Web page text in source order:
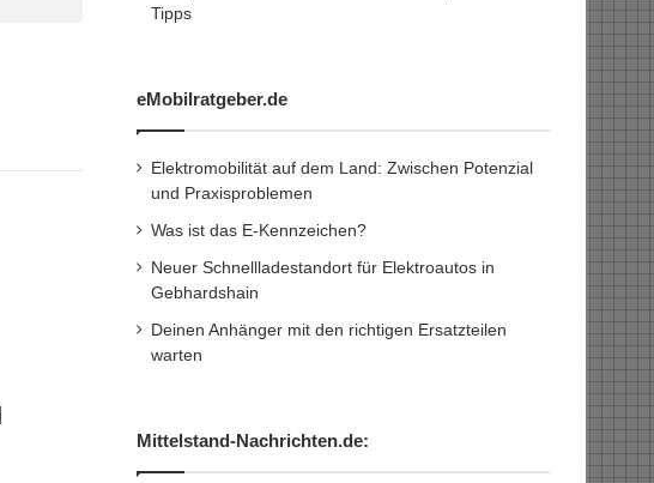
Tipps
eMobilratgeber.de
Elektromobilität auf dem Land: Zwischen Potenzial
und Praxisproblemen
Was ist das E-Kennzeichen?
Neuer Schnellladestandort für Elektroautos in
Gebhardshain
Deinen Anhänger mit den richtigen Ersatzteilen
warten
Mittelstand-Nachrichten.de: